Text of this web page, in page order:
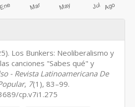
Los Bunkers: Neoliberalismo y
canciones "Sabes qué" y
- Revista Latinoamericana De
, 7(1), 83–99.
cp.v7i1.275